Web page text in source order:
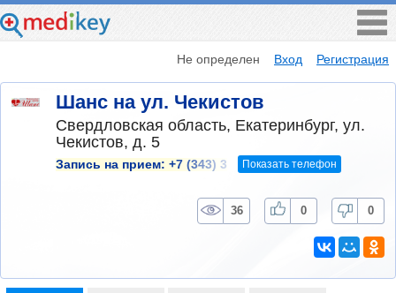
Не определен Вход Регистрация
Шанс на ул. Чекистов
Свердловская область, Екатеринбург, ул.
Чекистов, д. 5
Запись на прием: +7 (343) 3 Показать телефон
36 0 0